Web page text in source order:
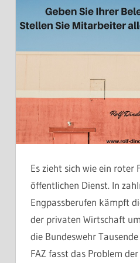
Es zieht sich wie ein roter
öffentlichen Dienst. In
Engpassberufen kämpft
der privaten Wirtschaft
die Bundeswehr
FAZ fasst das Problem